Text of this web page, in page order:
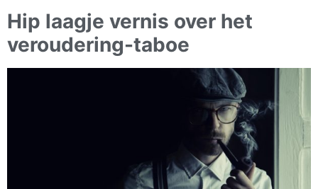
Hip laagje vernis over het
veroudering-taboe